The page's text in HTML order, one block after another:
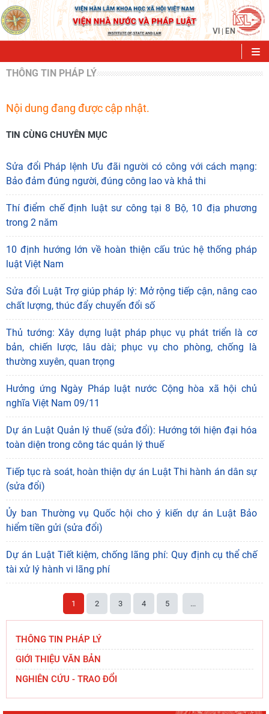
VI | EN
THÔNG TIN PHÁP LÝ
Nội dung đang được cập nhật.
TIN CÙNG CHUYÊN MỤC
Sửa đổi Pháp lệnh Ưu đãi người có công với cách mạng:
Bảo đảm đúng người, đúng công lao và khả thi
Thí điểm chế định luật sư công tại 8 Bộ, 10 địa phương
trong 2 năm
10 định hướng lớn về hoàn thiện cấu trúc hệ thống pháp
luật Việt Nam
Sửa đổi Luật Trợ giúp pháp lý: Mở rộng tiếp cận, nâng cao
chất lượng, thúc đẩy chuyển đổi số
Thủ tướng: Xây dựng luật pháp phục vụ phát triển là cơ
bản, chiến lược, lâu dài; phục vụ cho phòng, chống là
thường xuyên, quan trọng
Hưởng ứng Ngày Pháp luật nước Cộng hòa xã hội chủ
nghĩa Việt Nam 09/11
Dự án Luật Quản lý thuế (sửa đổi): Hướng tới hiện đại hóa
toàn diện trong công tác quản lý thuế
Tiếp tục rà soát, hoàn thiện dự án Luật Thi hành án dân sự
(sửa đổi)
Ủy ban Thường vụ Quốc hội cho ý kiến dự án Luật Bảo
hiểm tiền gửi (sửa đổi)
Dự án Luật Tiết kiệm, chống lãng phí: Quy định cụ thể chế
tài xử lý hành vi lãng phí
1 2 3 4 5 ...
THÔNG TIN PHÁP LÝ
GIỚI THIỆU VĂN BẢN
NGHIÊN CỨU - TRAO ĐỔI